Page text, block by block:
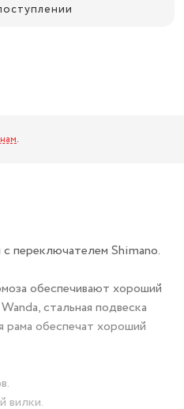
.
с переключателем Shimano.
обеспечивают хороший
стальная подвеска
рама обеспечат хороший
вилки.